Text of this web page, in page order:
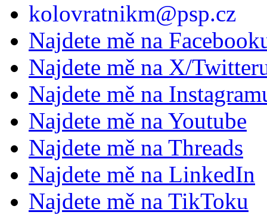
kolovratnikm@psp.cz
Najdete mě na
Najdete mě na X/
Najdete mě na
Najdete mě na Youtube
Najdete mě na Threads
Najdete mě na LinkedIn
Najdete mě na TikToku